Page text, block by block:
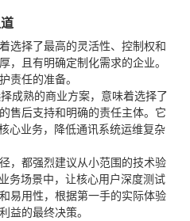
选择了最高的灵活性、控制权和
，且有明确定制化需求的企业。
责任的准备。
成熟的商业方案，意味着选择了
售后支持和明确的责任主体。它
心业务，降低通讯系统运维复杂
，都强烈建议从小范围的技术验
务场景中，让核心用户深度测试
易用性，根据第一手的实际体验
益的最终决策。